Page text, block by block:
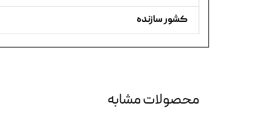
کشور سازنده
محصولات مشابه